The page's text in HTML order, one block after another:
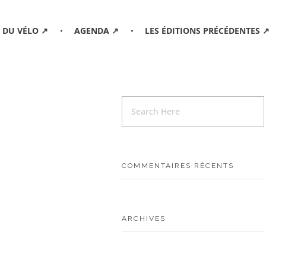
DU VÉLO ↗ AGENDA ↗ LES ÉDITIONS PRÉCÉDENTES ↗
COMMENTAIRES RÉCENTS
ARCHIVES